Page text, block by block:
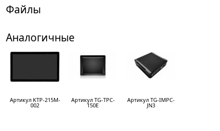
Файлы
Аналогичные
Артикул KTP-215M-
002
Артикул TG-TPC-
150E
Артикул TG-IMPC-
JN3